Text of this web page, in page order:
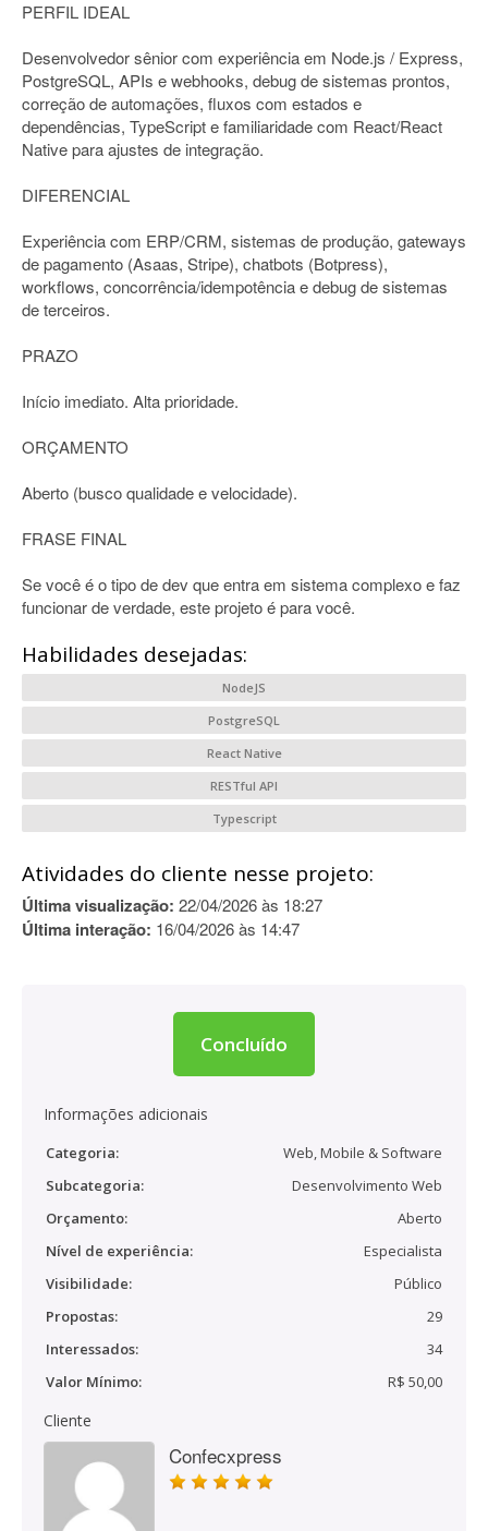
PERFIL IDEAL
Desenvolvedor sênior com experiência em Node.js / Express,
PostgreSQL, APIs e webhooks, debug de sistemas prontos,
correção de automações, fluxos com estados e
dependências, TypeScript e familiaridade com React/React
Native para ajustes de integração.
DIFERENCIAL
Experiência com ERP/CRM, sistemas de produção, gateways
de pagamento (Asaas, Stripe), chatbots (Botpress),
workflows, concorrência/idempotência e debug de sistemas
de terceiros.
PRAZO
Início imediato. Alta prioridade.
ORÇAMENTO
Aberto (busco qualidade e velocidade).
FRASE FINAL
Se você é o tipo de dev que entra em sistema complexo e faz
funcionar de verdade, este projeto é para você.
Habilidades desejadas:
NodeJS
PostgreSQL
React Native
RESTful API
Typescript
Atividades do cliente nesse projeto:
Última visualização: 22/04/2026 às 18:27
Última interação: 16/04/2026 às 14:47
Concluído
Informações adicionais
Categoria:
Web, Mobile & Software
Subcategoria:
Desenvolvimento Web
Orçamento:
Aberto
Nível de experiência:
Especialista
Visibilidade:
Público
Propostas:
29
Interessados:
34
Valor Mínimo:
R$ 50,00
Cliente
Confecxpress